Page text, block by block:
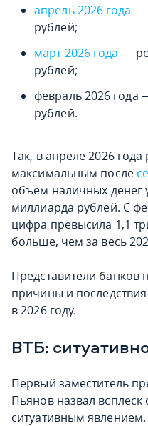
апрель 2026 года —
рублей;
март 2026 года —
рублей;
февраль 2026 года
рублей.
Так, в апреле 2026 года
максимальным после
объем наличных денег
миллиарда рублей. С
цифра превысила 1,1
больше, чем за весь
Представители
причины и последствия
в 2026 году.
ВТБ:
Первый заместитель
Пьянов назвал
ситуативным